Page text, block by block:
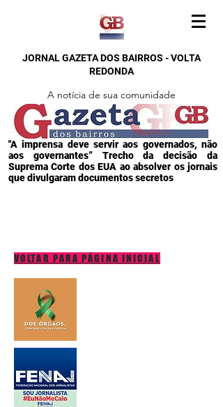
JORNAL GAZETA DOS BAIRROS - VOLTA
REDONDA
A notícia de sua comunidade
"A imprensa deve servir aos governados, não
aos governantes” Trecho da decisão da
Suprema Corte dos EUA ao absolver os jornais
que divulgaram documentos secretos
VOLTAR PARA PÁGINA INICIAL